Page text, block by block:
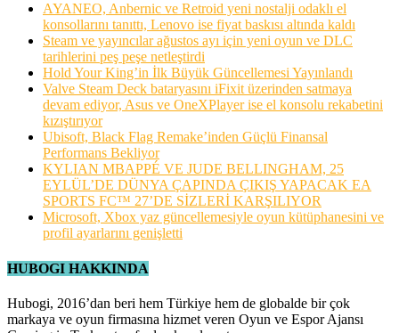
AYANEO, Anbernic ve Retroid yeni nostalji odaklı el
konsollarını tanıttı, Lenovo ise fiyat baskısı altında kaldı
Steam ve yayıncılar ağustos ayı için yeni oyun ve DLC
tarihlerini peş peşe netleştirdi
Hold Your King’in İlk Büyük Güncellemesi Yayınlandı
Valve Steam Deck bataryasını iFixit üzerinden satmaya
devam ediyor, Asus ve OneXPlayer ise el konsolu rekabetini
kızıştırıyor
Ubisoft, Black Flag Remake’inden Güçlü Finansal
Performans Bekliyor
KYLIAN MBAPPÉ VE JUDE BELLINGHAM, 25
EYLÜL’DE DÜNYA ÇAPINDA ÇIKIŞ YAPACAK EA
SPORTS FC™ 27’DE SİZLERİ KARŞILIYOR
Microsoft, Xbox yaz güncellemesiyle oyun kütüphanesini ve
profil ayarlarını genişletti
HUBOGI HAKKINDA
Hubogi, 2016’dan beri hem Türkiye hem de globalde bir çok
markaya ve oyun firmasına hizmet veren Oyun ve Espor Ajansı